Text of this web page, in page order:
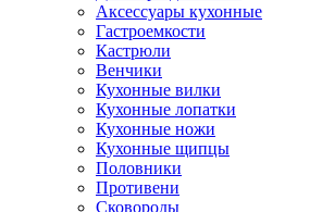
Аксессуары кухонные
Гастроемкости
Кастрюли
Венчики
Кухонные вилки
Кухонные лопатки
Кухонные ножи
Кухонные щипцы
Половники
Противени
Сковороды